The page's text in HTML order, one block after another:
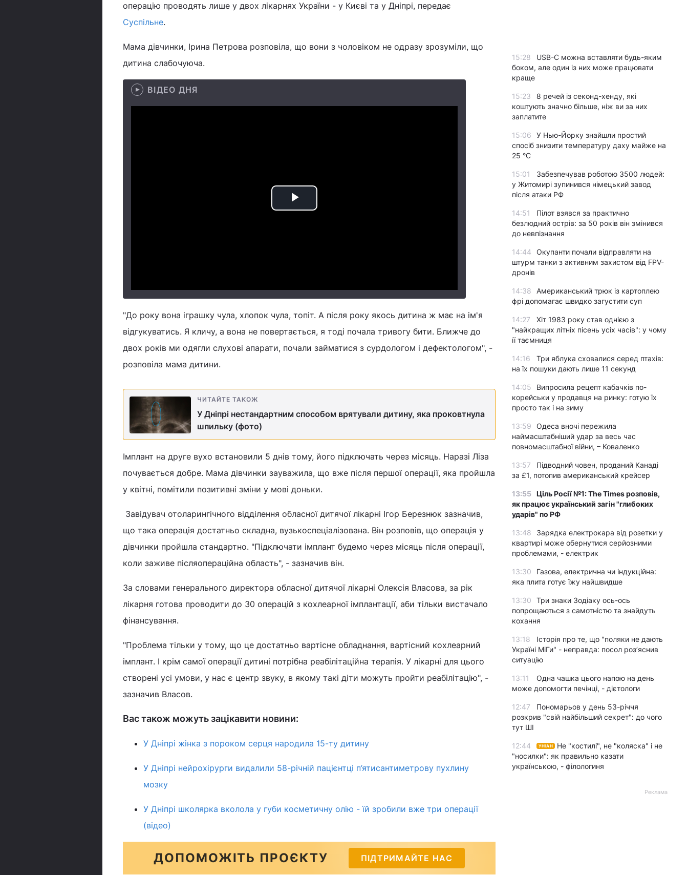
операцію проводять лише у двох лікарнях України - у Києві та у Дніпрі, передає
Суспільне.
Мама дівчинки, Ірина Петрова розповіла, що вони з чоловіком не одразу зрозуміли, що
дитина слабочуюча.
ВІДЕО ДНЯ
Play
"До року вона іграшку чула, хлопок чула, топіт. А після року якось дитина ж має на ім'я
відгукуватись. Я кличу, а вона не повертається, я тоді почала тривогу бити. Ближче до
двох років ми одягли слухові апарати, почали займатися з сурдологом і дефектологом", -
розповіла мама дитини.
ЧИТАЙТЕ ТАКОЖ
У Дніпрі нестандартним способом врятували дитину, яка проковтнула
шпильку (фото)
Імплант на друге вухо встановили 5 днів тому, його підключать через місяць. Наразі Ліза
почувається добре. Мама дівчинки зауважила, що вже після першої операції, яка пройшла
у квітні, помітили позитивні зміни у мові доньки.
Завідувач отоларингічного відділення обласної дитячої лікарні Ігор Березнюк зазначив,
що така операція достатньо складна, вузькоспеціалізована. Він розповів, що операція у
дівчинки пройшла стандартно. "Підключати імплант будемо через місяць після операції,
коли заживе післяопераційна область", - зазначив він.
За словами генерального директора обласної дитячої лікарні Олексія Власова, за рік
лікарня готова проводити до 30 операцій з кохлеарної імплантації, аби тільки вистачало
фінансування.
"Проблема тільки у тому, що це достатньо вартісне обладнання, вартісний кохлеарний
імплант. І крім самої операції дитині потрібна реабілітаційна терапія. У лікарні для цього
створені усі умови, у нас є центр звуку, в якому такі діти можуть пройти реабілітацію", -
зазначив Власов.
Вас також можуть зацікавити новини:
У Дніпрі жінка з пороком серця народила 15-ту дитину
У Дніпрі нейрохірурги видалили 58-річній пацієнтці п’ятисантиметрову пухлину
мозку
У Дніпрі школярка вколола у губи косметичну олію - їй зробили вже три операції
(відео)
ДОПОМОЖІТЬ ПРОЄКТУ ПІДТРИМАЙТЕ НАС
15:28
USB-C можна вставляти будь-яким
боком, але один із них може працювати
краще
15:23
8 речей із секонд-хенду, які
коштують значно більше, ніж ви за них
заплатите
15:06
У Нью-Йорку знайшли простий
спосіб знизити температуру даху майже на
25 °C
15:01
Забезпечував роботою 3500 людей:
у Житомирі зупинився німецький завод
після атаки РФ
14:51
Пілот взявся за практично
безлюдний острів: за 50 років він змінився
до невпізнання
14:44
Окупанти почали відправляти на
штурм танки з активним захистом від FPV-
дронів
14:38
Американський трюк із картоплею
фрі допомагає швидко загустити суп
14:27
Хіт 1983 року став однією з
"найкращих літніх пісень усіх часів": у чому
її таємниця
14:16
Три яблука сховалися серед птахів:
на їх пошуки дають лише 11 секунд
14:05
Випросила рецепт кабачків по-
корейськи у продавця на ринку: готую їх
просто так і на зиму
13:59
Одеса вночі пережила
наймасштабніший удар за весь час
повномасштабної війни, – Коваленко
13:57
Підводний човен, проданий Канаді
за £1, потопив американський крейсер
13:55 Ціль Росії №1: The Times розповів,
як працює український загін "глибоких
ударів" по РФ
13:48
Зарядка електрокара від розетки у
квартирі може обернутися серйозними
проблемами, - електрик
13:30
Газова, електрична чи індукційна:
яка плита готує їжу найшвидше
13:30
Три знаки Зодіаку ось-ось
попрощаються з самотністю та знайдуть
кохання
13:18
Історія про те, що "поляки не дають
Україні МіГи" - неправда: посол роз’яснив
ситуацію
13:11
Одна чашка цього напою на день
може допомогти печінці, - дієтологи
12:47
Пономарьов у день 53-річчя
розкрив "свій найбільший секрет": до чого
тут ШІ
12:44 УНІАН
Не "костилі", не "коляска" і не
"носилки": як правильно казати
українською, - філологиня
Реклама